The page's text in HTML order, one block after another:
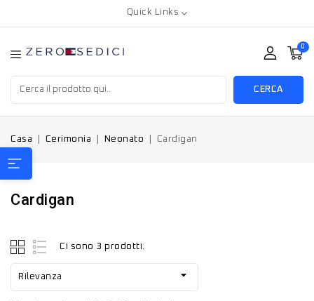
Quick Links
0
CERCA
Casa Cerimonia Neonato Cardigan
Cardigan
Ci sono 3 prodotti.
Rilevanza 